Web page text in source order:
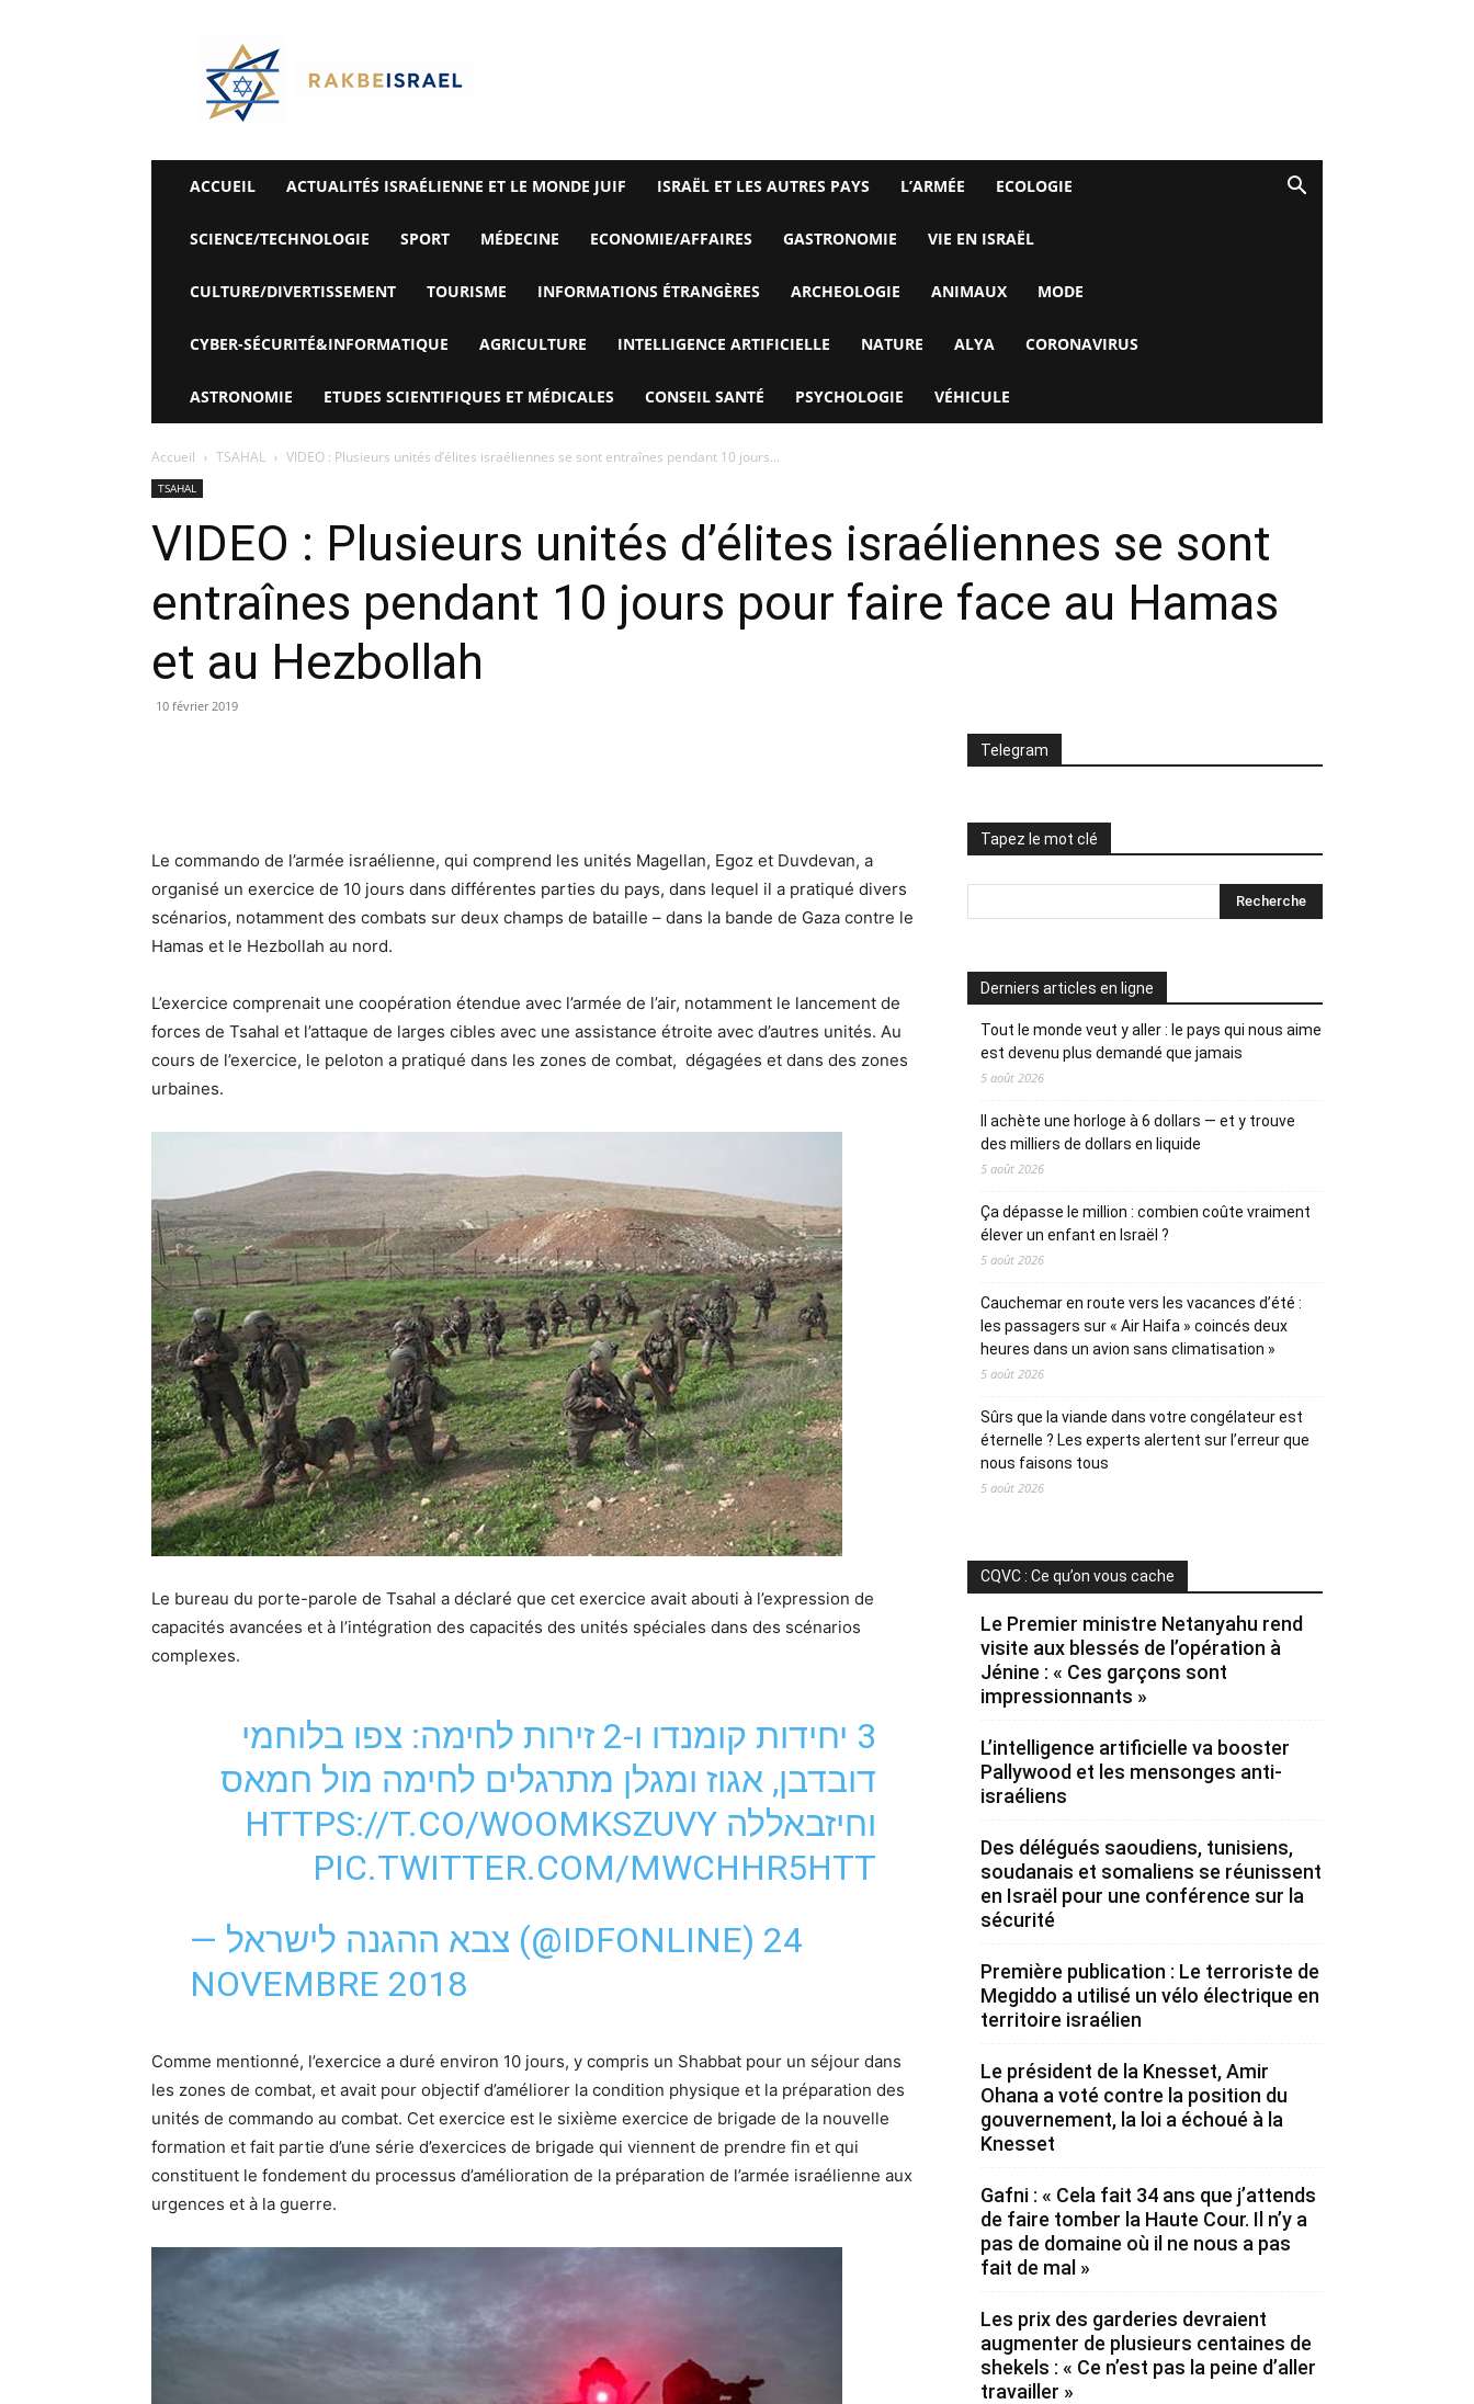
Rak
Be
Israel-
Alyaexpress-
News
ACCUEIL ACTUALITÉS ISRAÉLIENNE ET LE MONDE JUIF ISRAËL ET LES AUTRES PAYS L’ARMÉE ECOLOGIE
SCIENCE/TECHNOLOGIE SPORT MÉDECINE ECONOMIE/AFFAIRES GASTRONOMIE VIE EN ISRAËL
CULTURE/DIVERTISSEMENT TOURISME INFORMATIONS ÉTRANGÈRES ARCHEOLOGIE ANIMAUX MODE
CYBER-SÉCURITÉ&INFORMATIQUE AGRICULTURE INTELLIGENCE ARTIFICIELLE NATURE ALYA CORONAVIRUS
ASTRONOMIE ETUDES SCIENTIFIQUES ET MÉDICALES CONSEIL SANTÉ PSYCHOLOGIE VÉHICULE
Accueil TSAHAL VIDEO : Plusieurs unités d’élites israéliennes se sont entraînes pendant 10 jours...
TSAHAL
VIDEO : Plusieurs unités d’élites israéliennes se sont
entraînes pendant 10 jours pour faire face au Hamas
et au Hezbollah
10 février 2019
Le commando de l’armée israélienne, qui comprend les unités Magellan, Egoz et Duvdevan, a
organisé un exercice de 10 jours dans différentes parties du pays, dans lequel il a pratiqué divers
scénarios, notamment des combats sur deux champs de bataille – dans la bande de Gaza contre le
Hamas et le Hezbollah au nord.
L’exercice comprenait une coopération étendue avec l’armée de l’air, notamment le lancement de
forces de Tsahal et l’attaque de larges cibles avec une assistance étroite avec d’autres unités. Au
cours de l’exercice, le peloton a pratiqué dans les zones de combat, dégagées et dans des zones
urbaines.
Le bureau du porte-parole de Tsahal a déclaré que cet exercice avait abouti à l’expression de
capacités avancées et à l’intégration des capacités des unités spéciales dans des scénarios
complexes.
3 יחידות קומנדו ו-2 זירות לחימה: צפו בלוחמי
דובדבן, אגוז ומגלן מתרגלים לחימה מול חמאס
וחיזבאללה HTTPS://T.CO/WOOMKSZUVY
PIC.TWITTER.COM/MWCHHR5HTT
— צבא ההגנה לישראל (@IDFONLINE) 24
NOVEMBRE 2018
Comme mentionné, l’exercice a duré environ 10 jours, y compris un Shabbat pour un séjour dans
les zones de combat, et avait pour objectif d’améliorer la condition physique et la préparation des
unités de commando au combat. Cet exercice est le sixième exercice de brigade de la nouvelle
formation et fait partie d’une série d’exercices de brigade qui viennent de prendre fin et qui
constituent le fondement du processus d’amélioration de la préparation de l’armée israélienne aux
urgences et à la guerre.
Telegram
Tapez le mot clé
Derniers articles en ligne
Tout le monde veut y aller : le pays qui nous aime
est devenu plus demandé que jamais
5 août 2026
Il achète une horloge à 6 dollars — et y trouve
des milliers de dollars en liquide
5 août 2026
Ça dépasse le million : combien coûte vraiment
élever un enfant en Israël ?
5 août 2026
Cauchemar en route vers les vacances d’été :
les passagers sur « Air Haifa » coincés deux
heures dans un avion sans climatisation »
5 août 2026
Sûrs que la viande dans votre congélateur est
éternelle ? Les experts alertent sur l’erreur que
nous faisons tous
5 août 2026
CQVC : Ce qu’on vous cache
Le Premier ministre Netanyahu rend
visite aux blessés de l’opération à
Jénine : « Ces garçons sont
impressionnants »
L’intelligence artificielle va booster
Pallywood et les mensonges anti-
israéliens
Des délégués saoudiens, tunisiens,
soudanais et somaliens se réunissent
en Israël pour une conférence sur la
sécurité
Première publication : Le terroriste de
Megiddo a utilisé un vélo électrique en
territoire israélien
Le président de la Knesset, Amir
Ohana a voté contre la position du
gouvernement, la loi a échoué à la
Knesset
Gafni : « Cela fait 34 ans que j’attends
de faire tomber la Haute Cour. Il n’y a
pas de domaine où il ne nous a pas
fait de mal »
Les prix des garderies devraient
augmenter de plusieurs centaines de
shekels : « Ce n’est pas la peine d’aller
travailler »